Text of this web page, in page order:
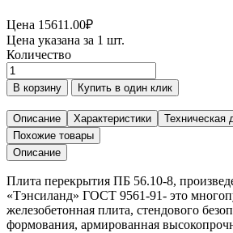
Цена 15611.00₽
Цена указана за 1 шт.
Количество
Количество
товара
Плита
перекрытия
ПБ
56.10-
8
В корзину Купить в один клик
Описание Характеристики
Техническая
Похожие товары
Описание
Плита перекрытия ПБ 56.10-8,
«Тэнсиланд» ГОСТ 9561-91- это
железобетонная плита, стендового
формования, армированная